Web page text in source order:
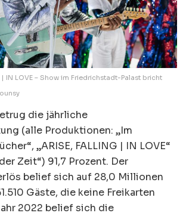
| IN LOVE – Show im Friedrichstadt-Palast bricht
die jährliche
(alle Produktionen: „Im
„ARISE, FALLING | IN LOVE“
Zeit“) 91,7 Prozent. Der
belief sich auf 28,0 Millionen
Gäste, die keine Freikarten
2022 belief sich die